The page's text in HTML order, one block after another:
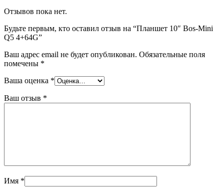
Отзывов пока нет.
Будьте первым, кто оставил отзыв на “Планшет 10″ Bos-Mini
Q5 4+64G”
Ваш адрес email не будет опубликован. Обязательные поля
помечены *
Ваша оценка *
Ваш отзыв *
Имя *